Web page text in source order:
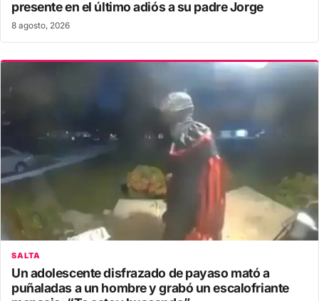
presente en el último adiós a su padre Jorge
8 agosto, 2026
SALTA
Un adolescente disfrazado de payaso mató a
puñaladas a un hombre y grabó un escalofriante